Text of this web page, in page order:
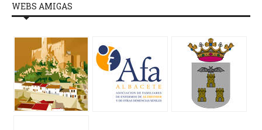
WEBS AMIGAS